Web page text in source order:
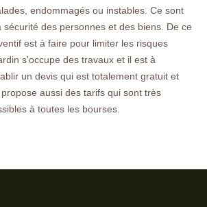
endommagés ou instables. Ce sont
des personnes et des biens. De ce
est à faire pour limiter les risques
s'occupe des travaux et il est à
un devis qui est totalement gratuit et
aussi des tarifs qui sont très
à toutes les bourses.